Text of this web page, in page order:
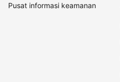
Pusat informasi keamanan